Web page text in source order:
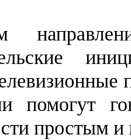
помогут
простым